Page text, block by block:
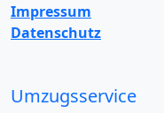
Impressum
Datenschutz
Umzugsservice